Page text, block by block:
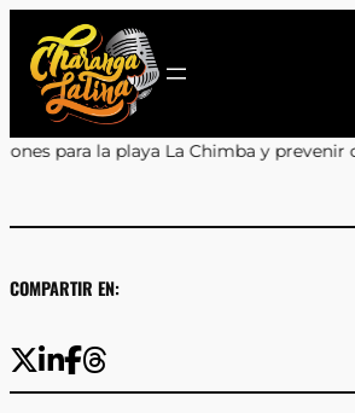
contenido
Chimba y prevenir otro verano sin
COMPARTIR EN: